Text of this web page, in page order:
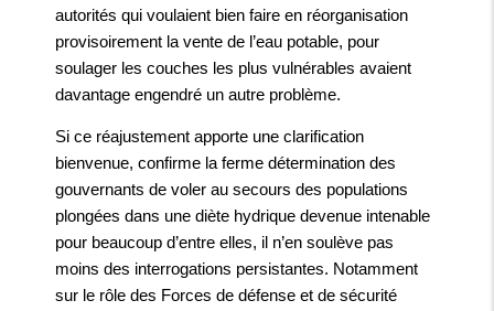
autorités qui voulaient bien faire en réorganisation
provisoirement la vente de l’eau potable, pour
soulager les couches les plus vulnérables avaient
davantage engendré un autre problème.
Si ce réajustement apporte une clarification
bienvenue, confirme la ferme détermination des
gouvernants de voler au secours des populations
plongées dans une diète hydrique devenue intenable
pour beaucoup d’entre elles, il n’en soulève pas
moins des interrogations persistantes. Notamment
sur le rôle des Forces de défense et de sécurité